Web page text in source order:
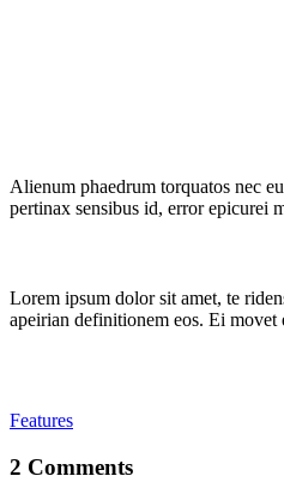
Alienum phaedrum torquatos nec
pertinax sensibus id, error epicurei
Lorem ipsum dolor sit amet, te
apeirian definitionem eos. Ei movet
Features
2 Comments